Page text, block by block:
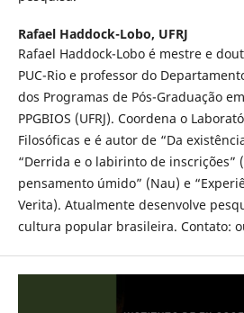
Rafael Haddock-Lobo, UFRJ
Rafael Haddock-Lobo é mestre e
PUC-Rio e professor do
dos Programas de Pós-Graduação
PPGBIOS (UFRJ). Coordena o
Filosóficas e é autor de “Da
“Derrida e o labirinto de inscrições”
pensamento úmido” (Nau) e
Verita). Atualmente desenvolve
cultura popular brasileira. Contato: